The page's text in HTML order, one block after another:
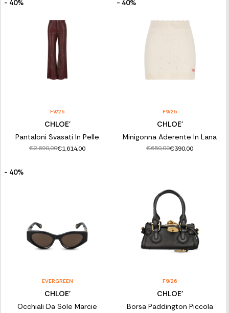
- 40%
FW25
CHLOE'
Pantaloni Svasati In Pelle
€2.690,00€1.614,00
- 40%
FW25
CHLOE'
Minigonna Aderente In Lana
€650,00€390,00
- 40%
EVERGREEN
CHLOE'
Occhiali Da Sole Marcie
FW26
CHLOE'
Borsa Paddington Piccola